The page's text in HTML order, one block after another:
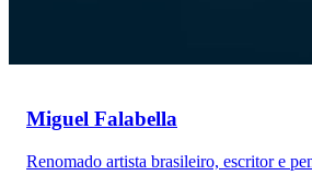
Miguel Falabella
Renomado artista brasileiro, escritor e